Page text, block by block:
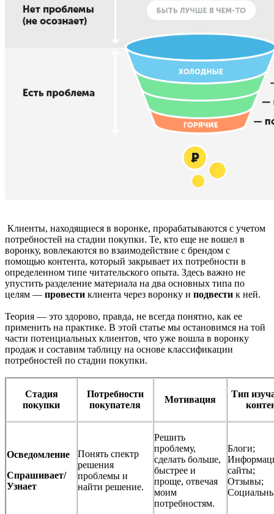
Клиенты, находящиеся в воронке, прорабатываются с учетом
потребностей на стадии покупки. Те, кто еще не вошел в
воронку, вовлекаются во взаимодействие с брендом с
помощью контента, который закрывает их потребности в
определенном типе читательского опыта. Здесь важно не
упустить разделение материала на два основных типа по
целям — провести клиента через воронку и подвести к ней.
Теория — это здорово, правда, не всегда понятно, как ее
применить на практике. В этой статье мы остановимся на той
части потенциальных клиентов, что уже вошла в воронку
продаж и составим таблицу на основе классификации
потребностей по стадии покупки.
Стадия
покупки
Потребности
покупателя
Мотивация
Тип
Осведомление
Спрашивает/
Узнает
Понять спектр
решения
проблемы и
найти решение.
Решить
проблему,
сделать больше,
быстрее и
проще, отвечая
моим
потребностям.
Блоги;
сайты;
Отзывы;